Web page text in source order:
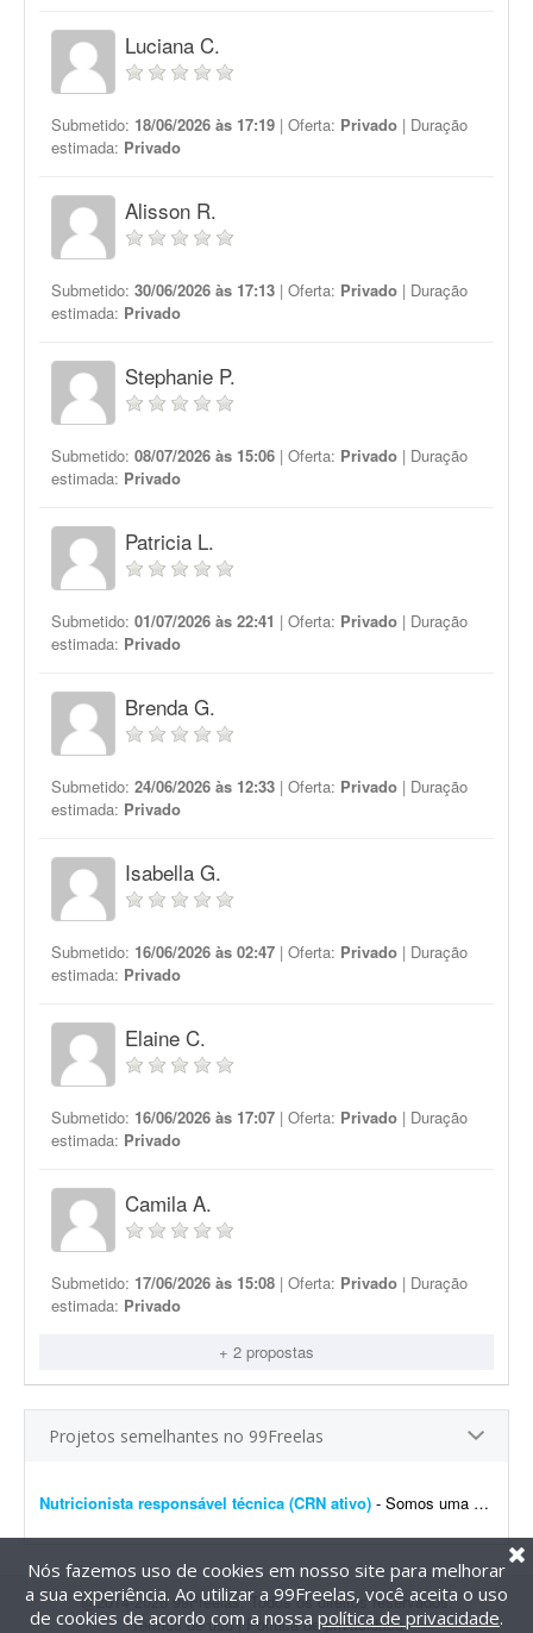
Luciana C.
Submetido: 18/06/2026 às 17:19 | Oferta: Privado | Duração
estimada: Privado
Alisson R.
Submetido: 30/06/2026 às 17:13 | Oferta: Privado | Duração
estimada: Privado
Stephanie P.
Submetido: 08/07/2026 às 15:06 | Oferta: Privado | Duração
estimada: Privado
Patricia L.
Submetido: 01/07/2026 às 22:41 | Oferta: Privado | Duração
estimada: Privado
Brenda G.
Submetido: 24/06/2026 às 12:33 | Oferta: Privado | Duração
estimada: Privado
Isabella G.
Submetido: 16/06/2026 às 02:47 | Oferta: Privado | Duração
estimada: Privado
Elaine C.
Submetido: 16/06/2026 às 17:07 | Oferta: Privado | Duração
estimada: Privado
Camila A.
Submetido: 17/06/2026 às 15:08 | Oferta: Privado | Duração
estimada: Privado
+ 2 propostas
Projetos semelhantes no 99Freelas
Nutricionista responsável técnica (CRN ativo) - Somos uma cozinha industrial de gestão familiar e estamos em busca de uma nutricionista com registro ativo no CRN para atuar como responsável técnica (RT). A atuaç&atil...
@2014-2026 99Freelas. Todos os direitos reservados.
Termos de uso| Política de privacidade
Nós fazemos uso de cookies em nosso site para melhorar
a sua experiência. Ao utilizar a 99Freelas, você aceita o uso
de cookies de acordo com a nossa política de privacidade.